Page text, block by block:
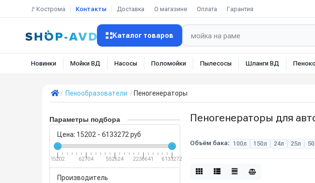
🚩Кострома Контакты Доставка О магазине Оплата Гарантия
Каталог товаров
Новинки Мойки ВД Насосы Поломойки Пылесосы Шланги ВД
Пенообразователи Пеногенераторы
Параметры подбора
Цена: 15202 - 6133272 руб
15202 62704 552624 2236641 6133272
Производитель
Пеногенераторы для
Объём бака: 100л 150л 24л 25л